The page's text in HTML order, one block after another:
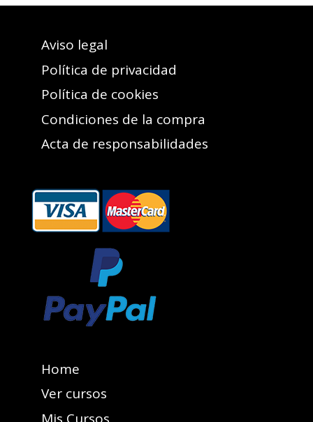
Aviso legal
Política de privacidad
Política de cookies
Condiciones de la compra
Acta de responsabilidades
Home
Ver cursos